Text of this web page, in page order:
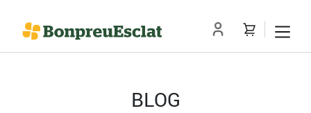
BLOG